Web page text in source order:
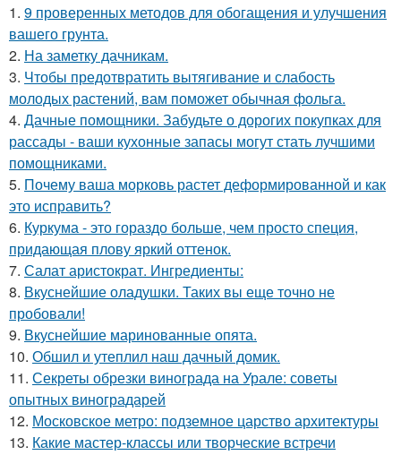
1. 9 проверенных методов для обогащения и улучшения
вашего грунта.
2. На заметку дачникам.
3. Чтобы предотвратить вытягивание и слабость
молодых растений, вам поможет обычная фольга.
4. Дачные помощники. Забудьте о дорогих покупках для
рассады - ваши кухонные запасы могут стать лучшими
помощниками.
5. Почему ваша морковь растет деформированной и как
это исправить?
6. Куркума - это гораздо больше, чем просто специя,
придающая плову яркий оттенок.
7. Салат аристократ. Ингредиенты:
8. Вкуснейшие оладушки. Таких вы еще точно не
пробовали!
9. Вкуснейшие маринованные опята.
10. Обшил и утеплил наш дачный домик.
11. Секреты обрезки винограда на Урале: советы
опытных виноградарей
12. Московское метро: подземное царство архитектуры
13. Какие мастер-классы или творческие встречи